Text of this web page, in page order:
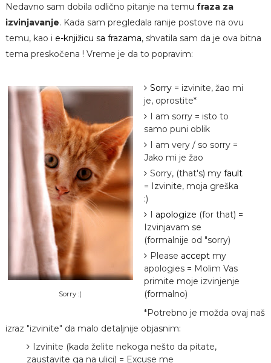
Nedavno sam dobila odlično pitanje na temu fraza za
izvinjavanje. Kada sam pregledala ranije postove na ovu
temu, kao i e-knjižicu sa frazama, shvatila sam da je ova bitna
tema preskočena ! Vreme je da to popravim:
Sorry :(
Sorry= izvinite, žao mi
je, oprostite*
I am sorry = isto to
samo puni oblik
I am very / so sorry =
Jako mi je žao
Sorry, (that's) my fault
= Izvinite, moja greška
:)
I apologize (for that) =
Izvinjavam se
(formalnije od "sorry)
Please acceptmy
apologies = Molim Vas
primite moje izvinjenje
(formalno)
*Potrebno je možda ovaj naš
izraz "izvinite" da malo detaljnije objasnim:
Izvinite (kada želite nekoga nešto da pitate,
zaustavite ga na ulici) = Excuse me